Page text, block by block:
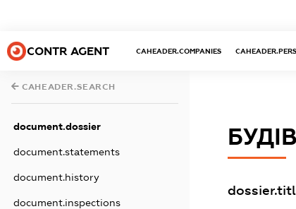
CONTR AGENT CAHEADER.COMPANIES
CAHEADER.SEARCH
document.dossier
document.statements
document.history
document.inspections